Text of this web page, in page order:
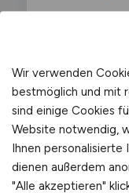
Team von
Lageristen
Lenk- und
561/2006.
Wir verwenden
bestmöglich und mit
sind einige Cookies
Website notwendig,
Ihnen personalisierte
dienen außerdem
"Alle akzeptieren"